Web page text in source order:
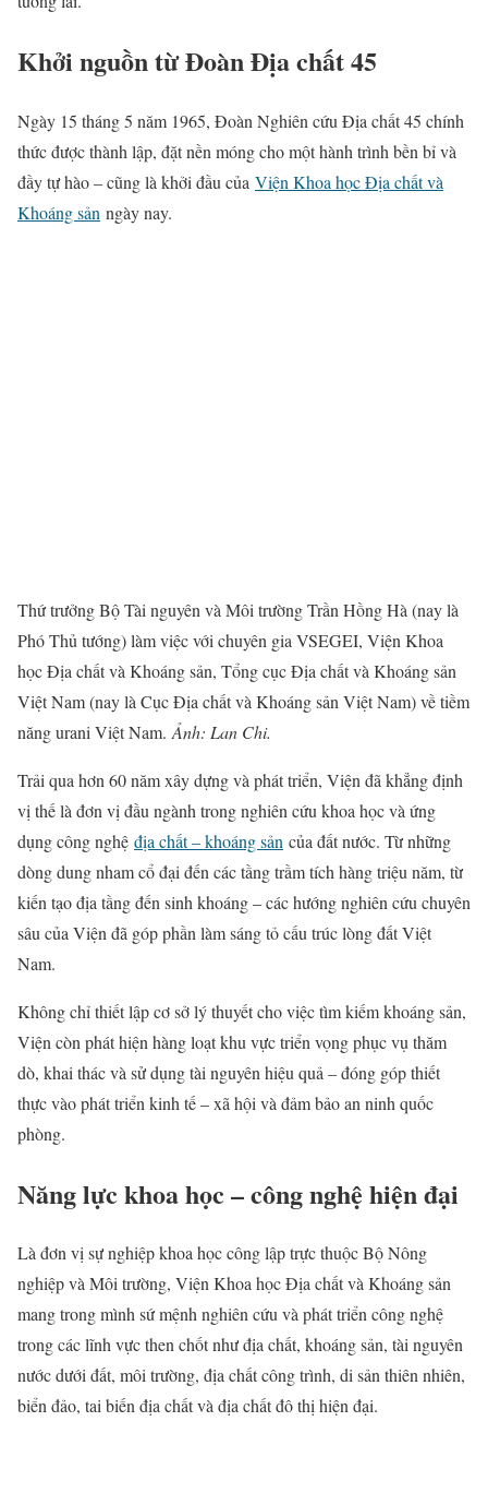
Khởi nguồn từ Đoàn Địa chất 45
Ngày 15 tháng 5 năm 1965, Đoàn Nghiên cứu Địa chất 45 chính
thức được thành lập, đặt nền móng cho một hành trình bền bỉ và
đầy tự hào – cũng là khởi đầu của Viện Khoa học Địa chất và
Khoáng sản ngày nay.
Thứ trưởng Bộ Tài nguyên và Môi trường Trần Hồng Hà (nay là
Phó Thủ tướng) làm việc với chuyên gia VSEGEI, Viện Khoa
học Địa chất và Khoáng sản, Tổng cục Địa chất và Khoáng sản
Việt Nam (nay là Cục Địa chất và Khoáng sản Việt Nam) về tiềm
năng urani Việt Nam. Ảnh: Lan Chi.
Trải qua hơn 60 năm xây dựng và phát triển, Viện đã khẳng định
vị thế là đơn vị đầu ngành trong nghiên cứu khoa học và ứng
dụng công nghệ địa chất – khoáng sản của đất nước. Từ những
dòng dung nham cổ đại đến các tầng trầm tích hàng triệu năm, từ
kiến tạo địa tầng đến sinh khoáng – các hướng nghiên cứu chuyên
sâu của Viện đã góp phần làm sáng tỏ cấu trúc lòng đất Việt
Nam.
Không chỉ thiết lập cơ sở lý thuyết cho việc tìm kiếm khoáng sản,
Viện còn phát hiện hàng loạt khu vực triển vọng phục vụ thăm
dò, khai thác và sử dụng tài nguyên hiệu quả – đóng góp thiết
thực vào phát triển kinh tế – xã hội và đảm bảo an ninh quốc
phòng.
Năng lực khoa học – công nghệ hiện đại
Là đơn vị sự nghiệp khoa học công lập trực thuộc Bộ Nông
nghiệp và Môi trường, Viện Khoa học Địa chất và Khoáng sản
mang trong mình sứ mệnh nghiên cứu và phát triển công nghệ
trong các lĩnh vực then chốt như địa chất, khoáng sản, tài nguyên
nước dưới đất, môi trường, địa chất công trình, di sản thiên nhiên,
biển đảo, tai biến địa chất và địa chất đô thị hiện đại.